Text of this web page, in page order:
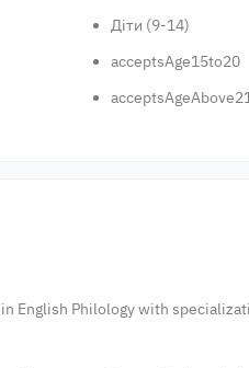
Діти (9-14)
acceptsAge15to20
English Philology with